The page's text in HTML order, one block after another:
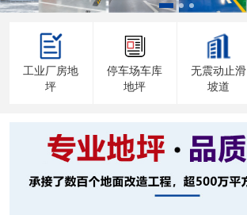
工业厂房地
坪
停车场车库
地坪
无震动止滑
坡道